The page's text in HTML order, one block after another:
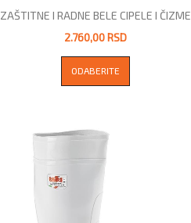
ZAŠTITNE I RADNE BELE CIPELE I ČIZME
2.760,00 RSD
ODABERITE